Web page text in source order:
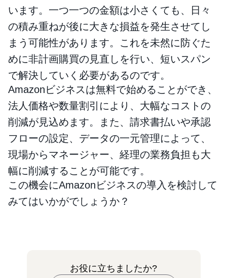
います。一つ一つの金額は小さくても、日々
の積み重ねが後に大きな損益を発生させてし
まう可能性があります。これを未然に防ぐた
めに非計画購買の見直しを行い、短いスパン
で解決していく必要があるのです。
Amazonビジネスは無料で始めることができ、
法人価格や数量割引により、大幅なコストの
削減が見込めます。また、請求書払いや承認
フローの設定、データの一元管理によって、
現場からマネージャー、経理の業務負担も大
幅に削減することが可能です。
この機会にAmazonビジネスの導入を検討して
みてはいかがでしょうか？
お役に立ちましたか?